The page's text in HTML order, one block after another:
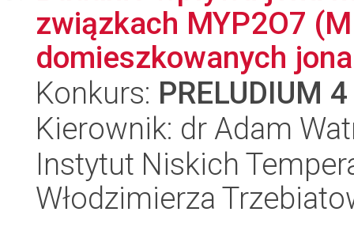
związkach MYP2O7
domieszkowanych
Konkurs: PRELUDIUM 4
Kierownik: dr Adam
Instytut Niskich
Włodzimierza